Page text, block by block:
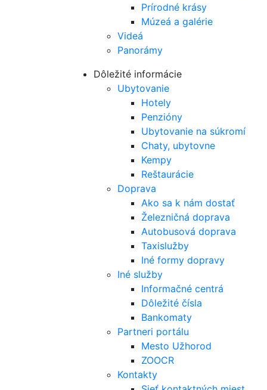
Prírodné krásy
Múzeá a galérie
Videá
Panorámy
Dôležité informácie
Ubytovanie
Hotely
Penzióny
Ubytovanie na súkromí
Chaty, ubytovne
Kempy
Reštaurácie
Doprava
Ako sa k nám dostať
Železničná doprava
Autobusová doprava
Taxislužby
Iné formy dopravy
Iné služby
Informačné centrá
Dôležité čísla
Bankomaty
Partneri portálu
Mesto Užhorod
ZOOCR
Kontakty